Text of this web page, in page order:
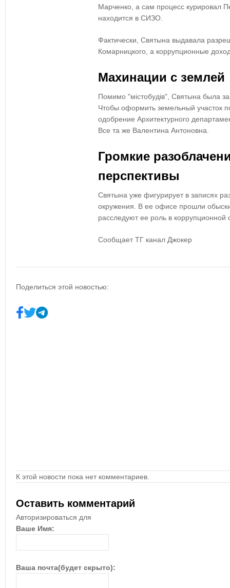
Марченко , а сам процесс курировал
находится в СИЗО.
Фактически, Святына выдавала
Комарницкого , а коррупционные
Махинации с землей
Помимо "містобудів", Святына была
Чтобы оформить земельный участок
одобрение Архитектурного
Все та же Валентина Антоновна.
Громкие
перспективы
Святына уже фигурирует в записях
окружения. В ее офисе прошли
расследуют ее роль в коррупционной
Сообщает ТГ канал Джокер
Поделиться этой новостью:
К этой новости пока нет комментариев.
Оставить комментарий
Авторизироваться для
Ваше Имя:
Ваша почта(будет скрыто):